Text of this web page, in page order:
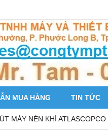
MUA HÀNG TIN TỨC
MÁY NÉN KHÍ ATLASCOPCO